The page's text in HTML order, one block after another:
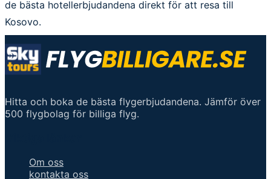
de bästa hotellerbjudandena direkt för att resa till
Kosovo.
Hitta och boka de bästa flygerbjudandena. Jämför över
500 flygbolag för billiga flyg.
Om oss
kontakta oss